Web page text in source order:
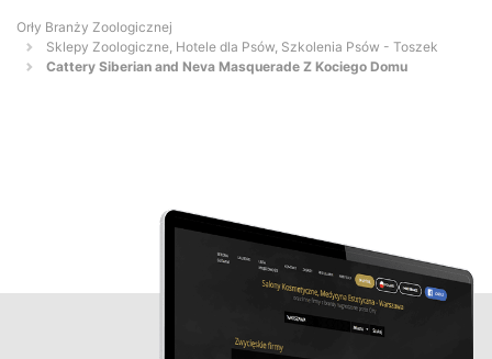
Orły Branży Zoologicznej
Sklepy Zoologiczne, Hotele dla Psów, Szkolenia Psów - Toszek
Cattery Siberian and Neva Masquerade Z Kociego Domu